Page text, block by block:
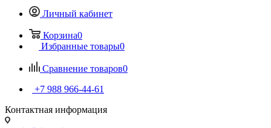
Личный кабинет
Корзина0
Избранные товары0
Сравнение товаров0
+7 988 966-44-61
Контактная информация